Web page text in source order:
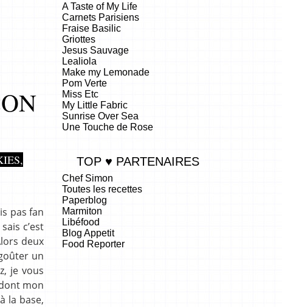
pas fan
c’est
deux
un
je vous
mon
la base,
A Taste of My Life
Carnets Parisiens
Fraise Basilic
Griottes
Jesus Sauvage
Lealiola
Make my Lemonade
Pom Verte
Miss Etc
My Little Fabric
Sunrise Over Sea
Une Touche de Rose
TOP ♥ PARTENAIRES
Chef Simon
Toutes les recettes
Paperblog
Marmiton
Libéfood
Blog Appetit
Food Reporter